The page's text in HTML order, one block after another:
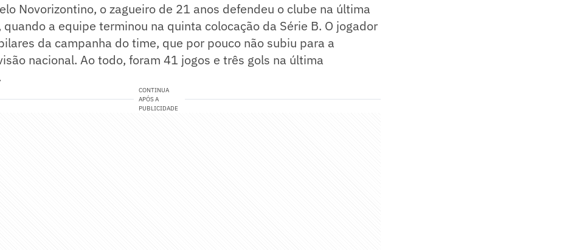
Novorizontino, o zagueiro de 21 anos defendeu o clube na última
a equipe terminou na quinta colocação da Série B. O jogador
da campanha do time, que por pouco não subiu para a
nacional. Ao todo, foram 41 jogos e três gols na última
CONTINUA
APÓS A
PUBLICIDADE